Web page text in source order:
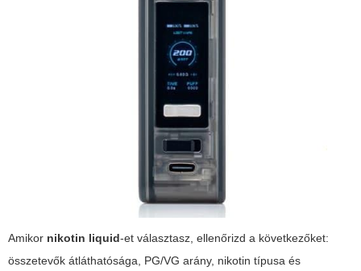
Amikor nikotin liquid-et választasz, ellenőrizd a következőket:
összetevők átláthatósága, PG/VG arány, nikotin típusa és